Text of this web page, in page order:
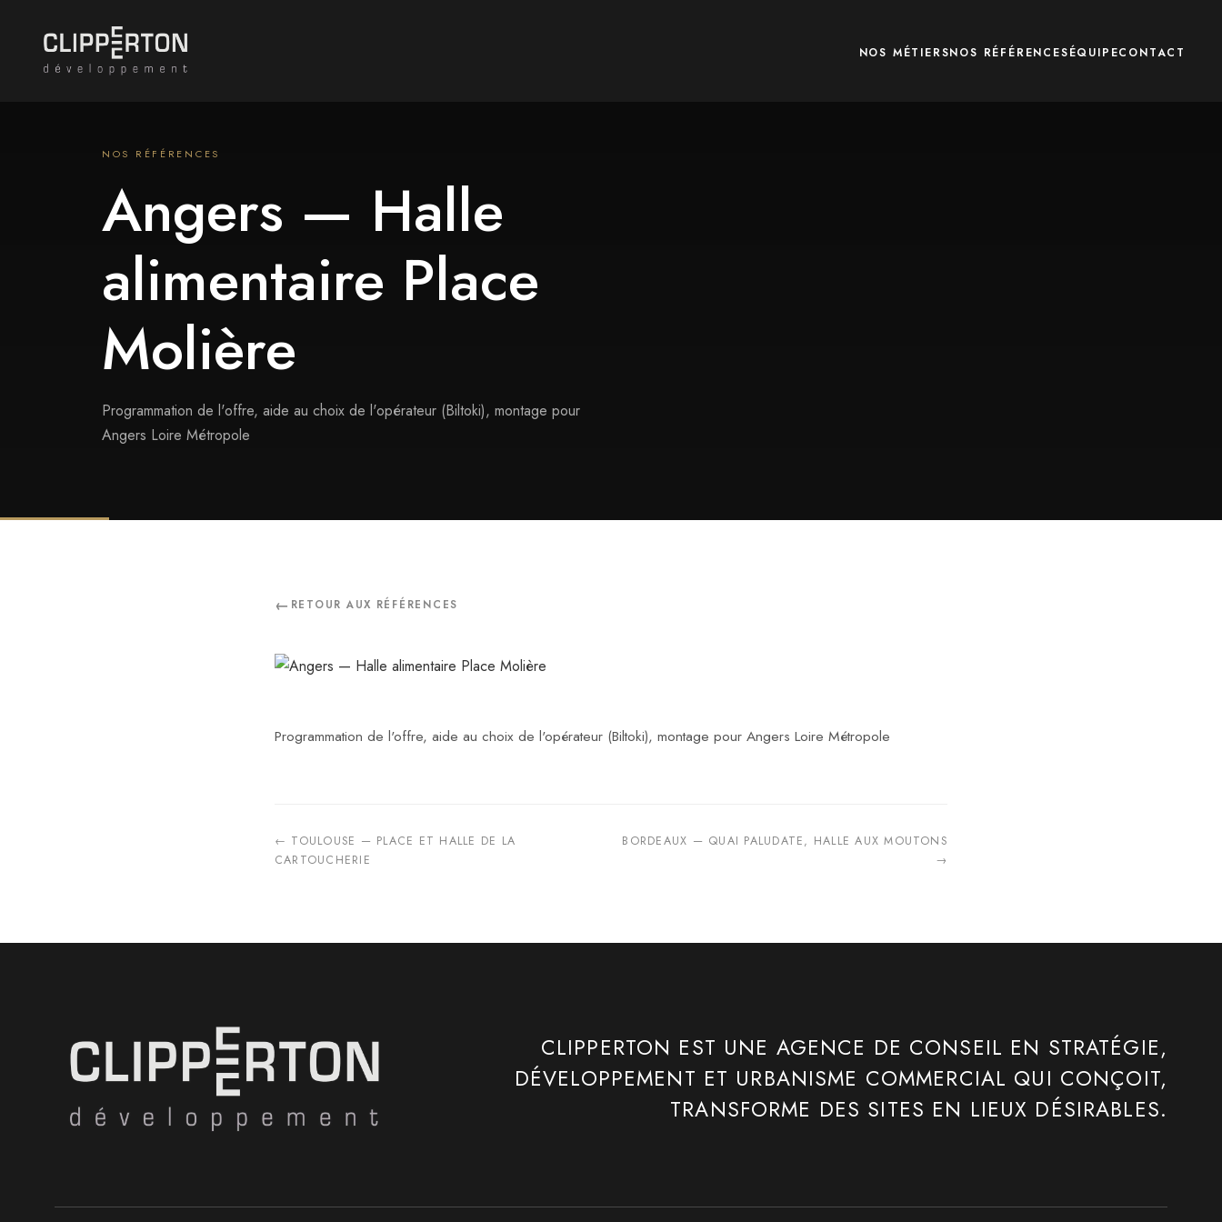
NOS MÉTIERSNOS RÉFÉRENCESÉQUIPECONTACT
NOS RÉFÉRENCES
Angers — Halle
alimentaire Place
Molière
Programmation de l'offre, aide au choix de l'opérateur (Biltoki), montage pour
Angers Loire Métropole
RETOUR AUX RÉFÉRENCES
Programmation de l'offre, aide au choix de l'opérateur (Biltoki), montage pour Angers Loire Métropole
← TOULOUSE — PLACE ET HALLE DE LA
CARTOUCHERIE
BORDEAUX — QUAI PALUDATE, HALLE AUX MOUTONS
→
CLIPPERTON EST UNE AGENCE DE CONSEIL EN STRATÉGIE,
DÉVELOPPEMENT ET URBANISME COMMERCIAL QUI CONÇOIT,
TRANSFORME DES SITES EN LIEUX DÉSIRABLES.